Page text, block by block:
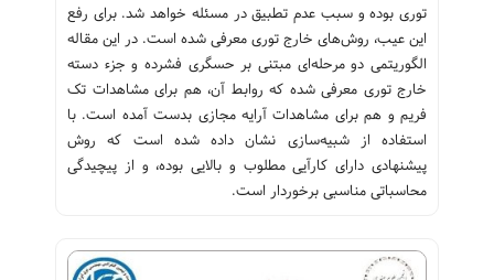
توری بوده و سبب عدم تطبیق در مسئله خواهد شد. برای رفع
این عیب، روش‌های خارج توری معرفی شده است. در این مقاله
الگوریتمی دو مرحله‌ای مبتنی بر حسگری فشرده و جزء دسته
خارج توری معرفی شده که روابط آن، هم برای مشاهدات تک
فریم و هم برای مشاهدات آرایه مجازی بدست آمده است. با
استفاده از شبیه‌سازی نشان داده‌ شده است که روش
پیشنهادی دارای کارآیی مطلوب و بالایی بوده، و از پیچیدگی
محاسباتی مناسبی برخوردار است.